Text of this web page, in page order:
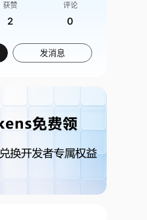
获赞
2
评论
0
发消息